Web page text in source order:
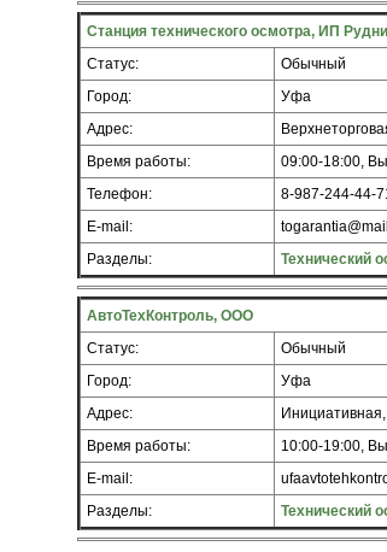
Станция технического осмотра, ИП
Статус:
Обычный
Город:
Уфа
Адрес:
Время работы:
09:00-18:00,
Телефон:
8-987-244-44-
E-mail:
Разделы:
Технический
АвтоТехКонтроль, ООО
Статус:
Обычный
Город:
Уфа
Адрес:
Время работы:
10:00-19:00,
E-mail:
Разделы:
Технический